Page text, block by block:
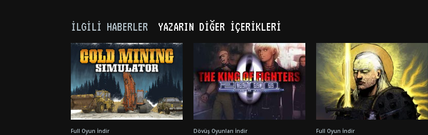
İLGILI HABERLER YAZARIN DIĞER İÇERIKLERI
Full Oyun İndir Dövüş Oyunları İndir Full Oyun İndir